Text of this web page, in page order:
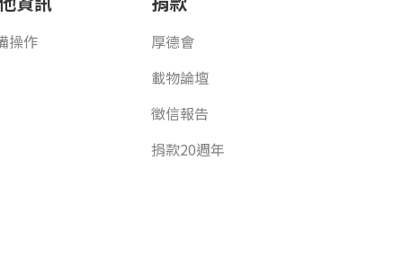
操作
厚德會
載物論壇
徵信報告
捐款20週年